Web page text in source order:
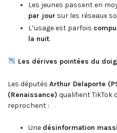
Les jeunes passent en
par jour sur les réseaux
L’usage est parfois
la nuit.
Les dérives pointées du
Les députés Arthur Delaporte
(Renaissance) qualifient TikTok
reprochent :
Une désinformation